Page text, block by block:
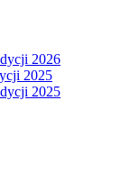
2026
2025
2025